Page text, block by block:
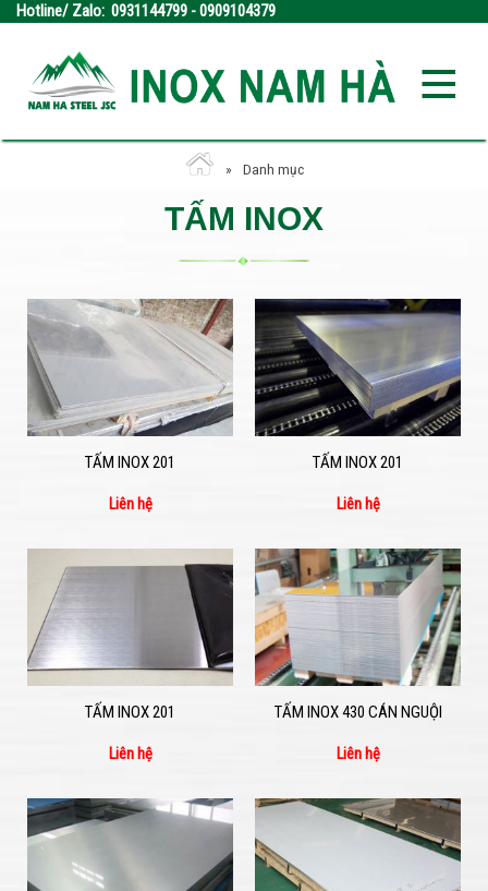
Hotline/ Zalo: 0931144799 - 0909104379
Danh mục
TẤM INOX
TẤM INOX 201
Liên hệ
TẤM INOX 201
Liên hệ
TẤM INOX 201
Liên hệ
TẤM INOX 430 CÁN NGUỘI
Liên hệ